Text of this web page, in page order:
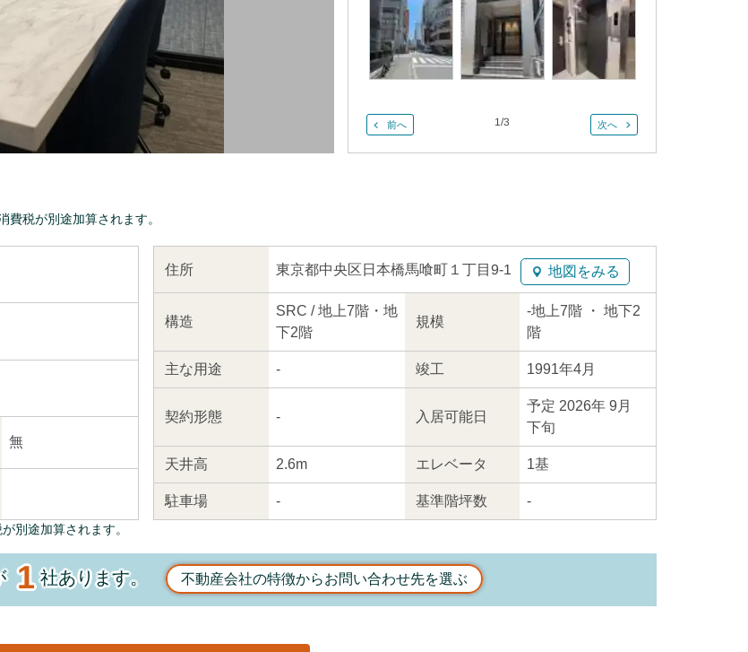
前へ 1/3 次へ
税が別途加算されます。
無
住所 東京都中央区日本橋馬喰町１丁目9-1 地図をみる
構造
SRC / 地上7階・地
下2階
規模
-地上7階 ・ 地下2
階
主な用途 - 竣工 1991年4月
契約形態 - 入居可能日
予定 2026年 9月
下旬
天井高 2.6m エレベータ 1基
駐車場 - 基準階坪数 -
別途加算されます。
1社あります。 不動産会社の特徴からお問い合わせ先を選ぶ